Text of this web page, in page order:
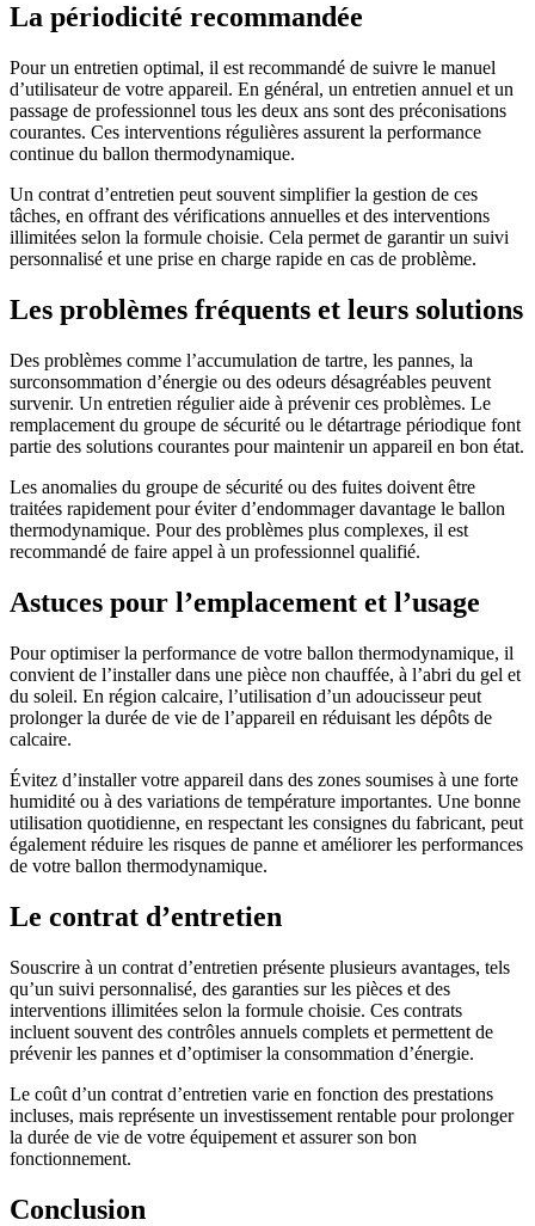
La périodicité recommandée
Pour un entretien optimal, il est recommandé de suivre le manuel
d’utilisateur de votre appareil. En général, un entretien annuel et un
passage de professionnel tous les deux ans sont des préconisations
courantes. Ces interventions régulières assurent la performance
continue du ballon thermodynamique.
Un contrat d’entretien peut souvent simplifier la gestion de ces
tâches, en offrant des vérifications annuelles et des interventions
illimitées selon la formule choisie. Cela permet de garantir un suivi
personnalisé et une prise en charge rapide en cas de problème.
Les problèmes fréquents et leurs solutions
Des problèmes comme l’accumulation de tartre, les pannes, la
surconsommation d’énergie ou des odeurs désagréables peuvent
survenir. Un entretien régulier aide à prévenir ces problèmes. Le
remplacement du groupe de sécurité ou le détartrage périodique font
partie des solutions courantes pour maintenir un appareil en bon état.
Les anomalies du groupe de sécurité ou des fuites doivent être
traitées rapidement pour éviter d’endommager davantage le ballon
thermodynamique. Pour des problèmes plus complexes, il est
recommandé de faire appel à un professionnel qualifié.
Astuces pour l’emplacement et l’usage
Pour optimiser la performance de votre ballon thermodynamique, il
convient de l’installer dans une pièce non chauffée, à l’abri du gel et
du soleil. En région calcaire, l’utilisation d’un adoucisseur peut
prolonger la durée de vie de l’appareil en réduisant les dépôts de
calcaire.
Évitez d’installer votre appareil dans des zones soumises à une forte
humidité ou à des variations de température importantes. Une bonne
utilisation quotidienne, en respectant les consignes du fabricant, peut
également réduire les risques de panne et améliorer les performances
de votre ballon thermodynamique.
Le contrat d’entretien
Souscrire à un contrat d’entretien présente plusieurs avantages, tels
qu’un suivi personnalisé, des garanties sur les pièces et des
interventions illimitées selon la formule choisie. Ces contrats
incluent souvent des contrôles annuels complets et permettent de
prévenir les pannes et d’optimiser la consommation d’énergie.
Le coût d’un contrat d’entretien varie en fonction des prestations
incluses, mais représente un investissement rentable pour prolonger
la durée de vie de votre équipement et assurer son bon
fonctionnement.
Conclusion